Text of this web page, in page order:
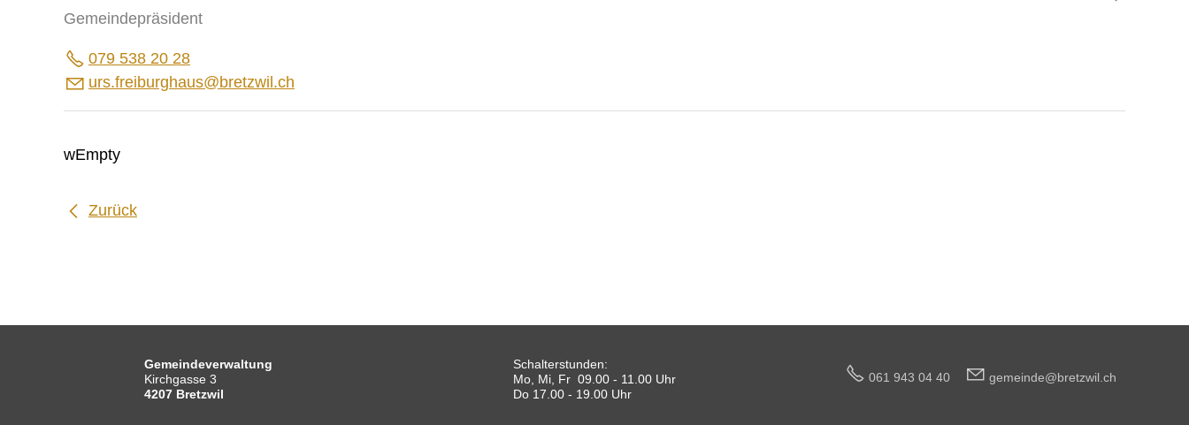
Gemeindepräsident
079 538 20 28
rs fr b rgh s br tzw l ch
wEmpty
Zurück
Gemeindeverwaltung
Kirchgasse 3
4207 Bretzwil
Schalterstunden:
Mo, Mi, Fr 09.00 - 11.00 Uhr
Do 17.00 - 19.00 Uhr
061 943 04 40 g m nd br tzw l ch